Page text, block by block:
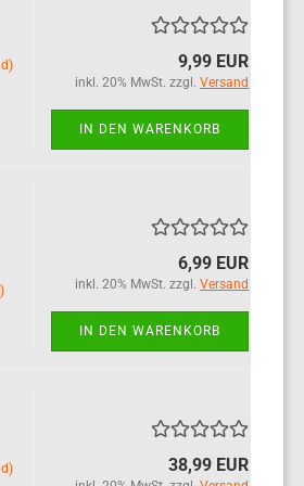
9,99 EUR
inkl. 20% MwSt. zzgl.Versand
IN DEN WARENKORB
6,99 EUR
inkl. 20% MwSt. zzgl.Versand
IN DEN WARENKORB
38,99 EUR